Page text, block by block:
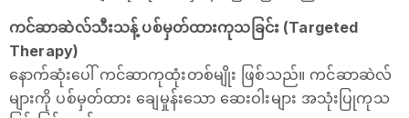
ကင်ဆာဆဲလ်သီးသန့် ပစ်မှတ်ထားကုသခြင်း (Targeted
Therapy)
နောက်ဆုံးပေါ် ကင်ဆာကုထုံးတစ်မျိုး ဖြစ်သည်။ ကင်ဆာဆဲလ်
များကို ပစ်မှတ်ထား ချေမှုန်းသော ဆေးဝါးများ အသုံးပြုကုသ